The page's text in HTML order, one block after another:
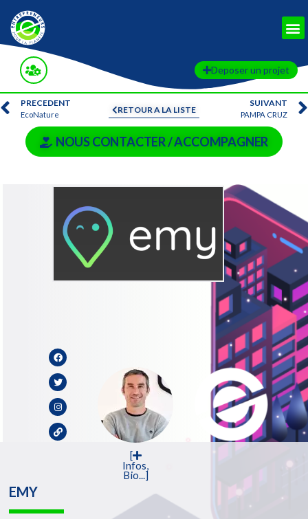
Deposer un projet
RETOUR A LA LISTE
PRECEDENT
EcoNature
SUIVANT
PAMPA CRUZ
NOUS CONTACTER / ACCOMPAGNER
[
Infos,
Bio...]
EMY